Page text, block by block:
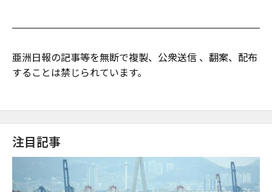
亜洲日報の記事等を無断で複製、公衆送信 、翻案、配布
することは禁じられています。
注目記事